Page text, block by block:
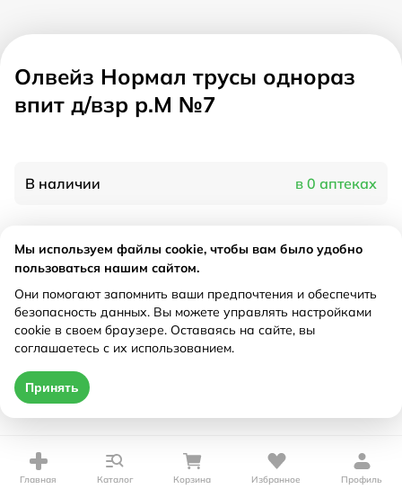
Олвейз Нормал трусы однораз
впит д/взр р.М №7
В наличии в 0 аптеках
Характеристики
Рецепт
Не требуется
Главная Каталог Корзина Избранное Профиль
Мы используем файлы cookie, чтобы вам было удобно
пользоваться нашим сайтом.
Они помогают запомнить ваши предпочтения и обеспечить
безопасность данных. Вы можете управлять настройками
cookie в своем браузере. Оставаясь на сайте, вы
соглашаетесь с их использованием.
Принять